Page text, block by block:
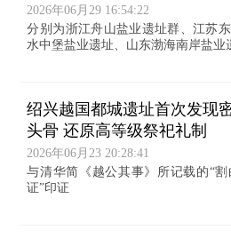
2026年06月29 16:54:22
分别为浙江舟山盐业遗址群、江苏
水中堡盐业遗址、山东渤海南岸盐业
绍兴越国都城遗址首次发现
头骨 还原高等级祭祀礼制
2026年06月23 20:28:41
与清华简《越公其事》所记载的“
证”印证